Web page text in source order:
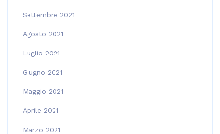
Settembre 2021
Agosto 2021
Luglio 2021
Giugno 2021
Maggio 2021
Aprile 2021
Marzo 2021